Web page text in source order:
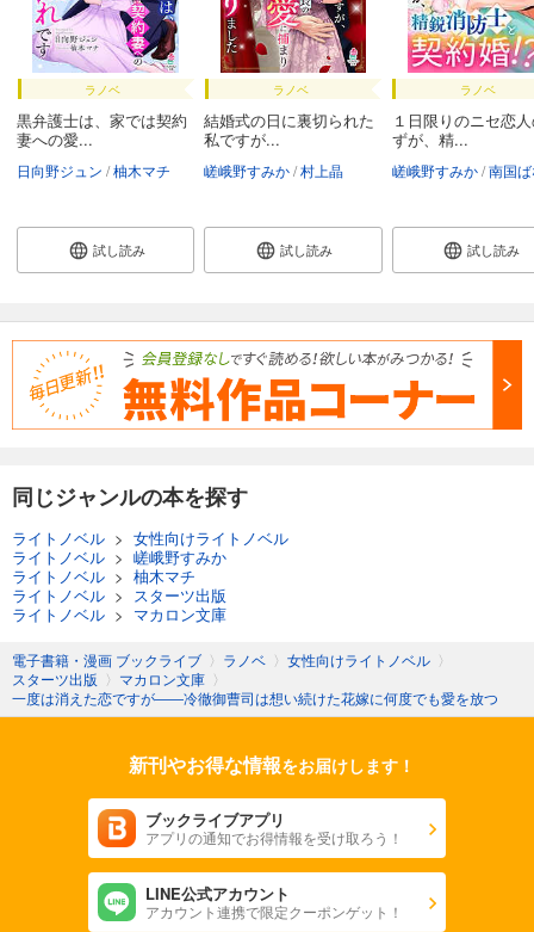
ラノベ
黒弁護士は、家では契約
妻への愛...
日向野ジュン 柚木マチ
試し読み
ラノベ
結婚式の日に裏切られた
私ですが...
嵯峨野すみか 村上晶
試し読み
ラノベ
１日限りのニセ恋
ずが、精...
嵯峨野すみか 南国
試し読み
同じジャンルの本を探す
ライトノベル > 女性向けライトノベル
ライトノベル > 嵯峨野すみか
ライトノベル > 柚木マチ
ライトノベル >
スターツ出版
ライトノベル > マカロン文庫
電子書籍・漫画 ブックライブ 〉 ラノベ 〉 女性向けライトノベル 〉
スターツ出版 〉 マカロン文庫 〉
一度は消えた恋ですが――冷徹御曹司は想い続けた花嫁に何度でも愛を放つ
新刊やお得な情報をお届けします！
ブックライブアプリ
アプリの通知でお得情報を受け取ろう！
LINE公式アカウント
アカウント連携で限定クーポンゲット！